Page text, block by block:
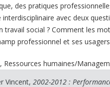
des pratiques
avec deux
travail social ? Comment les
professionnel et ses
, Ressources humaines/
Vincent, 2002-2012 :